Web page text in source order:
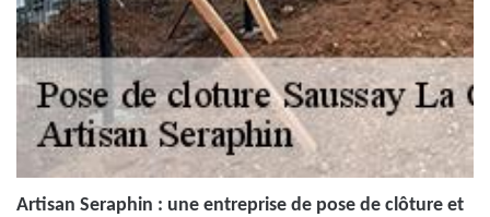
Artisan Seraphin : une entreprise de pose de clôture et